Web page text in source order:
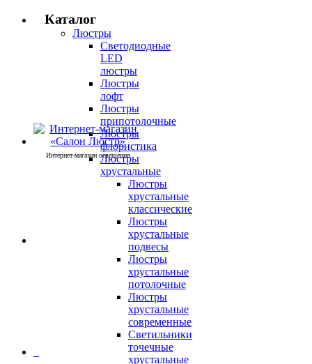
Каталог
Люстры
Светодиодные
LED
люстры
Люстры
лофт
Люстры
припотолочные
Люстры
флористика
Люстры
хрустальные
Люстры
хрустальные
классические
Люстры
хрустальные
подвесы
Люстры
хрустальные
потолочные
Люстры
хрустальные
современные
Светильники
точечные
хрустальные
Интернет-магазин освещения